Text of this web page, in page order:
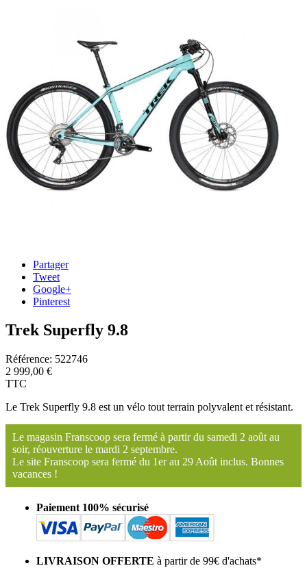
Partager
Tweet
Google+
Pinterest
Trek Superfly 9.8
Référence: 522746
2 999,00 €
TTC
Le Trek Superfly 9.8 est un vélo tout terrain polyvalent et résistant.
Le magasin Franscoop sera fermé à partir du samedi 2 août au
soir, réouverture le mardi 2 septembre.
Le site Franscoop sera fermé du 1er au 29 Août inclus. Bonnes
vacances !
Paiement 100% sécurisé
LIVRAISON OFFERTE à partir de 99€ d'achats*